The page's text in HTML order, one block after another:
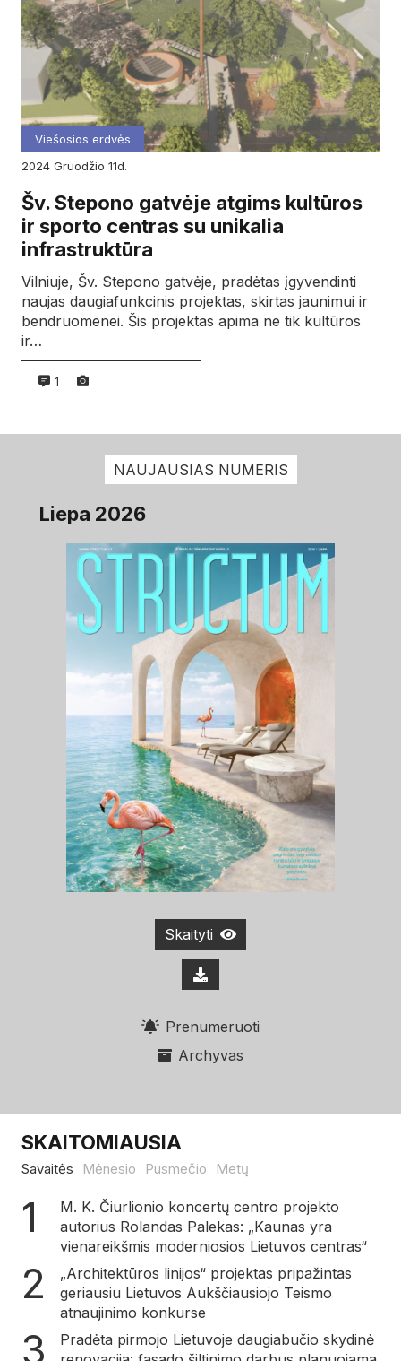
Viešosios erdvės
2024
gruodžio 11d.
Šv. Stepono gatvėje atgims kultūros
ir sporto centras su unikalia
infrastruktūra
Vilniuje, Šv. Stepono gatvėje, pradėtas įgyvendinti
naujas daugiafunkcinis projektas, skirtas jaunimui ir
bendruomenei. Šis projektas apima ne tik kultūros
ir…
1
NAUJAUSIAS NUMERIS
Liepa 2026
Skaityti
Prenumeruoti
Archyvas
SKAITOMIAUSIA
Savaitės Mėnesio Pusmečio Metų
M. K. Čiurlionio koncertų centro projekto
autorius Rolandas Palekas: „Kaunas yra
vienareikšmis moderniosios Lietuvos centras“
„Architektūros linijos“ projektas pripažintas
geriausiu Lietuvos Aukščiausiojo Teismo
atnaujinimo konkurse
Pradėta pirmojo Lietuvoje daugiabučio skydinė